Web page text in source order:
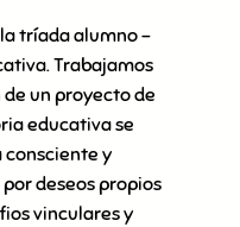
tríada alumno –
Trabajamos
un proyecto de
educativa se
y
deseos propios
vinculares y